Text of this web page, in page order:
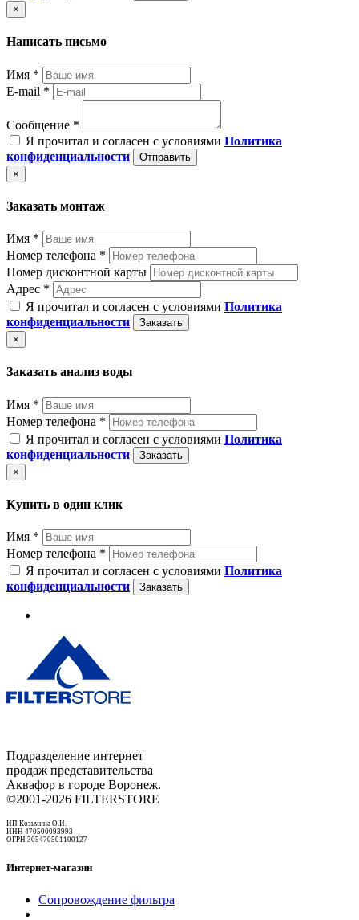
×
Написать письмо
Имя *
E-mail *
Сообщение *
Я прочитал и согласен с условиями Политика
конфиденциальности
Отправить
×
Заказать монтаж
Имя *
Номер телефона *
Номер дисконтной карты
Адрес *
Я прочитал и согласен с условиями Политика
конфиденциальности
Заказать
×
Заказать анализ воды
Имя *
Номер телефона *
Я прочитал и согласен с условиями Политика
конфиденциальности
Заказать
×
Купить в один клик
Имя *
Номер телефона *
Я прочитал и согласен с условиями Политика
конфиденциальности
Заказать
Подразделение интернет
продаж представительства
Аквафор в городе Воронеж.
©2001-2026 FILTERSTORE
ИП Козьмина О.И.
ИНН 470500093993
ОГРН 305470501100127
Интернет-магазин
Сопровождение фильтра